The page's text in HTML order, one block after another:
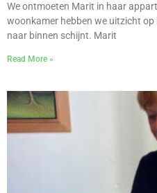
We ontmoeten Marit in haar
woonkamer hebben we uitzicht
naar binnen schijnt. Marit
Read More »